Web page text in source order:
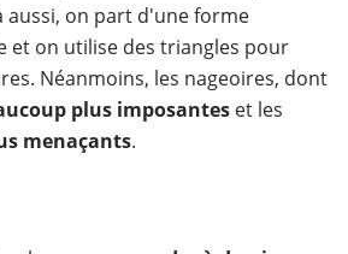
aussi, on part d'une forme
et on utilise des triangles pour
Néanmoins, les nageoires, dont
plus imposantes et les
menaçants.